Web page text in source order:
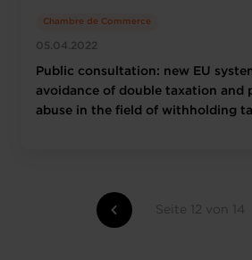
05.04.2022
Chambre de Commerce
Public consultation: new EU
avoidance of double taxation and
abuse in the field of withholding
Seite 12 von 14